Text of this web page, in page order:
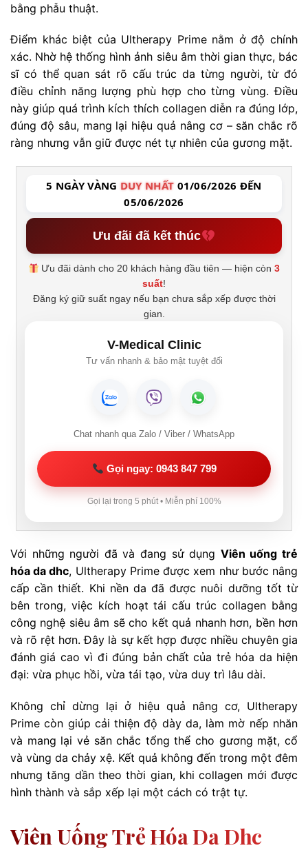
bằng phẫu thuật.
Điểm khác biệt của Ultherapy Prime nằm ở độ chính
xác. Nhờ hệ thống hình ảnh siêu âm thời gian thực, bác
sĩ có thể quan sát rõ cấu trúc da từng người, từ đó
điều chỉnh năng lượng phù hợp cho từng vùng. Điều
này giúp quá trình kích thích collagen diễn ra đúng lớp,
đúng độ sâu, mang lại hiệu quả nâng cơ – săn chắc rõ
ràng nhưng vẫn giữ được nét tự nhiên của gương mặt.
5 NGÀY VÀNG DUY NHẤT 01/06/2026 ĐẾN
05/06/2026
Ưu đãi đã kết thúc
Ưu đãi dành cho 20 khách hàng đầu tiên — hiện còn3
suất!
Đăng ký giữ suất ngay nếu bạn chưa sắp xếp được thời
gian.
V-Medical Clinic
Tư vấn nhanh & bảo mật tuyệt đối
Chat nhanh qua Zalo / Viber / WhatsApp
Gọi ngay: 0943 847 799
Gọi lại trong 5 phút • Miễn phí 100%
Với những người đã và đang sử dụng Viên uống trẻ
hóa da dhc, Ultherapy Prime được xem như bước nâng
cấp cần thiết. Khi nền da đã được nuôi dưỡng tốt từ
bên trong, việc kích hoạt tái cấu trúc collagen bằng
công nghệ siêu âm sẽ cho kết quả nhanh hơn, bền hơn
và rõ rệt hơn. Đây là sự kết hợp được nhiều chuyên gia
đánh giá cao vì đi đúng bản chất của trẻ hóa da hiện
đại: vừa phục hồi, vừa tái tạo, vừa duy trì lâu dài.
Không chỉ dừng lại ở hiệu quả nâng cơ, Ultherapy
Prime còn giúp cải thiện độ dày da, làm mờ nếp nhăn
và mang lại vẻ săn chắc tổng thể cho gương mặt, cổ
và vùng da chảy xệ. Kết quả không đến trong một đêm
nhưng tăng dần theo thời gian, khi collagen mới được
hình thành và sắp xếp lại một cách có trật tự.
Viên Uống Trẻ Hóa Da Dhc